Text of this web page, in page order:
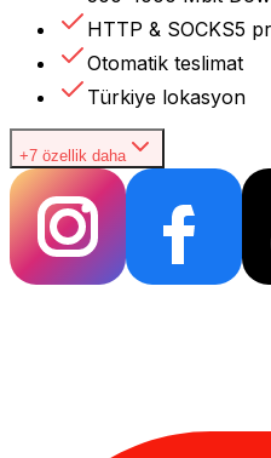
HTTP & SOCKS5
Otomatik teslimat
Türkiye lokasyon
+7 özellik daha